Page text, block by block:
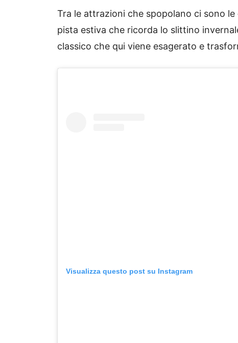
Tra le attrazioni che spopolano ci sono le
pista estiva che ricorda lo slittino
classico che qui viene esagerato e
Visualizza questo post su Instagram